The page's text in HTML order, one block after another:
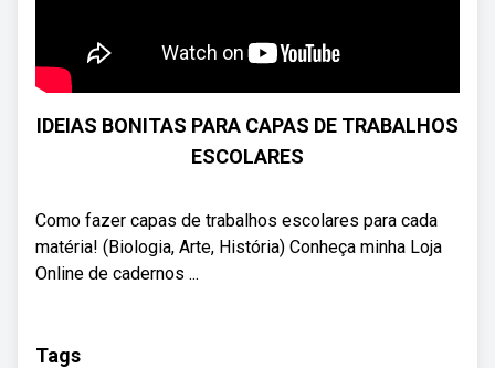
IDEIAS BONITAS PARA CAPAS DE TRABALHOS
ESCOLARES
Como fazer capas de trabalhos escolares para cada
matéria! (Biologia, Arte, História) Conheça minha Loja
Online de cadernos ...
Tags